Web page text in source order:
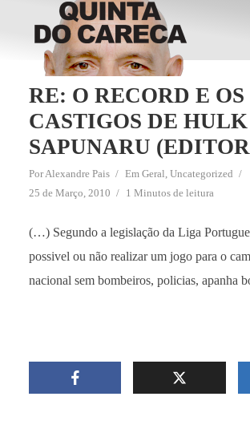
RE: O RECORD E OS
CASTIGOS DE
SAPUNARU
PorAlexandre Pais Em Geral, Uncategorized
25 de Março, 2010
1 Minutos de leitura
(…) Segundo a legislação da Liga
possivel ou não realizar um jogo para o
nacional sem bombeiros, policias, apanha